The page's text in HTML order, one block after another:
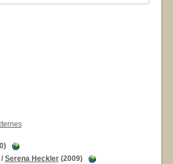
Serena Heckler(2009)